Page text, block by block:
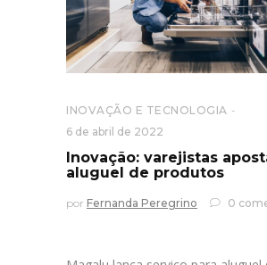
INOVAÇÃO E TECNOLOGIA
6 de abril de 2022
Inovação: varejistas
aluguel de produtos
por Fernanda Peregrino 0